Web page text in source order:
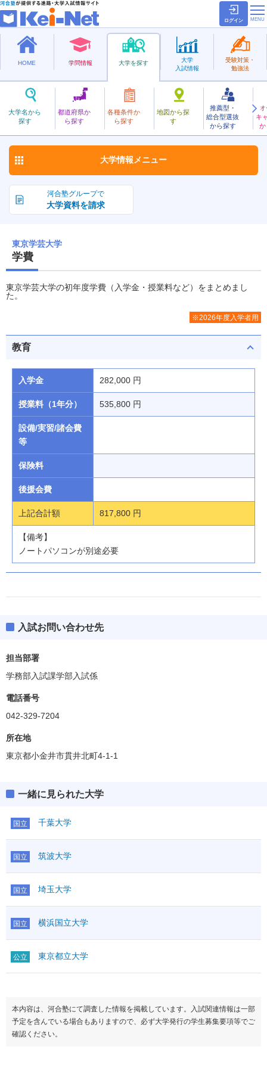
ログイン
HOME 学問情報 大学を探す
大学名から
探す
都道府県か
ら探す
各種条件か
ら探す
地図から探
す
推薦型・
総合型選抜
から探す
キ
か
大学
入試情報
受験対策・
勉強法
国立
とうきょうがくげい
東京学芸大学 お気に入り
河合塾グループで
大学資料を請求
大学情報 メニュー
東京学芸大学
学費
東京学芸大学の初年度学費（入学金・授業料など）をまとめまし
た。
※2026年度入学者用
教育
入学金 282,000 円
授業料（1年分） 535,800 円
設備/実習/諸会費
等
保険料
後援会費
上記合計額 817,800 円
【備考】
ノートパソコンが別途必要
入試お問い合わせ先
担当部署
学務部入試課学部入試係
電話番号
042-329-7204
所在地
東京都小金井市貫井北町4-1-1
一緒に見られた大学
国立 千葉大学
国立 筑波大学
国立 埼玉大学
国立 横浜国立大学
公立 東京都立大学
本内容は、河合塾にて調査した情報を掲載しています。入試関連情報は一部
予定を含んでいる場合もありますので、必ず大学発行の学生募集要項等でご
確認ください。